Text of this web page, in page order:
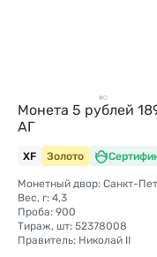
Монета 5 рублей
АГ
XF Золото
Вес, г: 4,3
Проба: 900
Тираж, шт: 52378008
Правитель: Николай II